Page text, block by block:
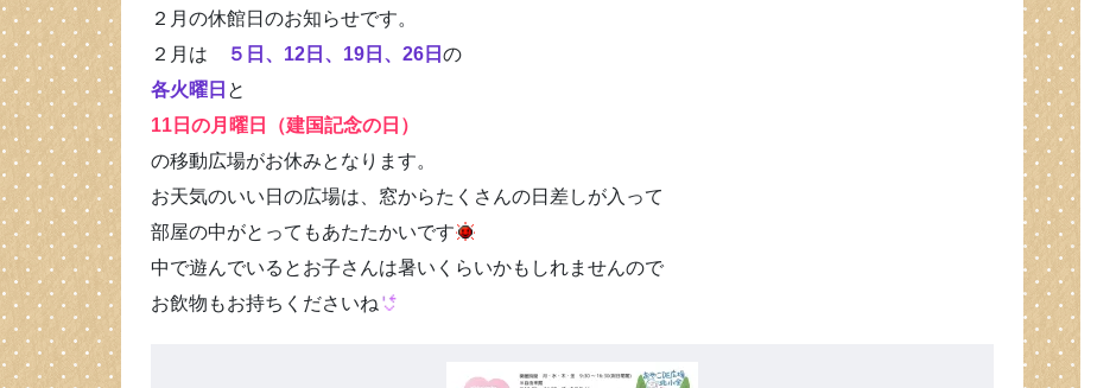
２月の休館日のお知らせです。
２月は
５日、12日、19日、26日 の
各火曜日 と
11日の月曜日（建国記念の日）
の移動広場がお休みとなります。
お天気のいい日の広場は、窓からたくさんの日差しが入って
部屋の中がとってもあたたかいです
中で遊んでいるとお子さんは暑いくらいかもしれませんので
お飲物もお持ちくださいね